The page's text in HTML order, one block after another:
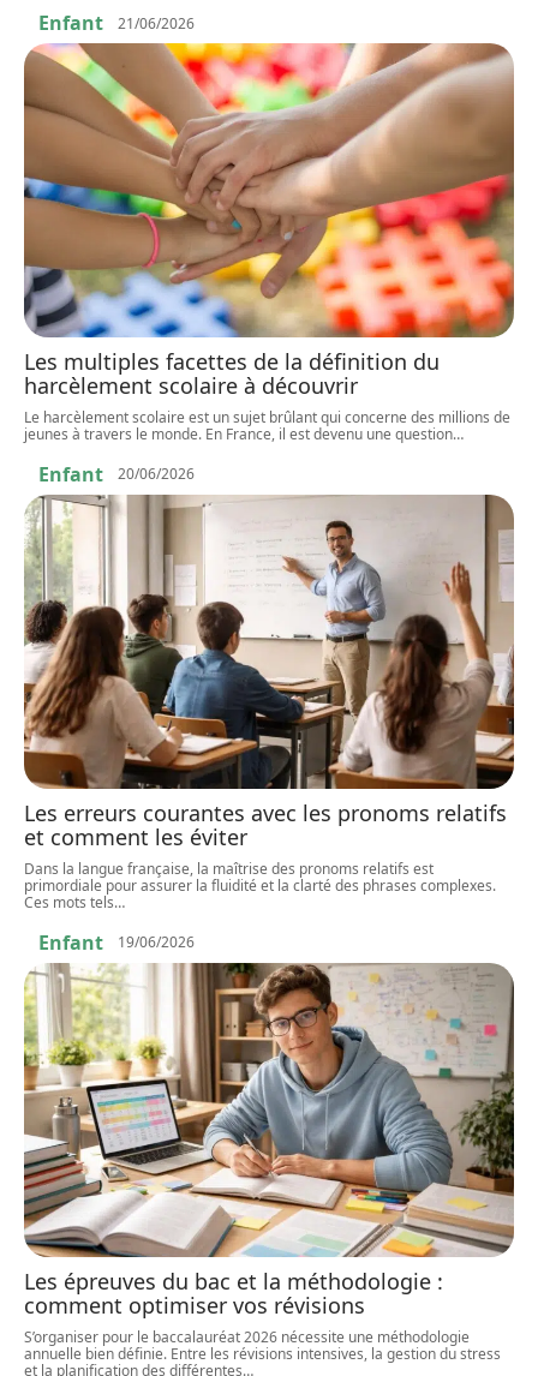
Enfant 21/06/2026
Les multiples facettes de la définition du
harcèlement scolaire à découvrir
Le harcèlement scolaire est un sujet brûlant qui concerne des millions de
jeunes à travers le monde. En France, il est devenu une question…
Enfant 20/06/2026
Les erreurs courantes avec les pronoms relatifs
et comment les éviter
Dans la langue française, la maîtrise des pronoms relatifs est
primordiale pour assurer la fluidité et la clarté des phrases complexes.
Ces mots tels…
Enfant 19/06/2026
Les épreuves du bac et la méthodologie :
comment optimiser vos révisions
S’organiser pour le baccalauréat 2026 nécessite une méthodologie
annuelle bien définie. Entre les révisions intensives, la gestion du stress
et la planification des différentes…